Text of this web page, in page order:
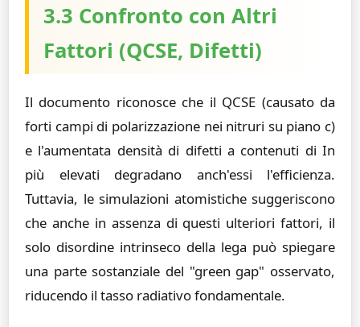
3.3 Confronto con Altri
Fattori (QCSE, Difetti)
Il documento riconosce che il QCSE (causato da
forti campi di polarizzazione nei nitruri su piano c)
e l'aumentata densità di difetti a contenuti di In
più elevati degradano anch'essi l'efficienza.
Tuttavia, le simulazioni atomistiche suggeriscono
che anche in assenza di questi ulteriori fattori, il
solo disordine intrinseco della lega può spiegare
una parte sostanziale del "green gap" osservato,
riducendo il tasso radiativo fondamentale.